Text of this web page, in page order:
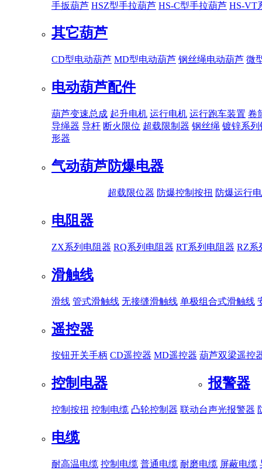
手扳葫芦 HSZ型手拉葫芦 HS-C型手拉葫芦 HS-VT
其它葫芦
CD型电动葫芦 MD型电动葫芦 钢丝绳电动葫芦 微
电动葫芦配件
葫芦变速总成 起升电机 运行电机 运行跑车装置 卷
导绳器 导杆 断火限位 超载限制器 钢丝绳 镀锌系列
形器
气动葫芦防爆电器
超载限位器 防爆控制按扭 防爆运行
电阻器
ZX系列电阻器 RQ系列电阻器 RT系列电阻器 RZ系
滑触线
滑线 管式滑触线 无接缝滑触线 单极组合式滑触线
遥控器
按钮开关手柄 CD遥控器 MD遥控器 葫芦双梁遥控
控制电器
控制按扭 控制电缆 凸轮控制器 联动台
报警器
声光报警器
电缆
耐高温电缆 控制电缆 普通电缆 耐磨电缆 屏蔽电缆